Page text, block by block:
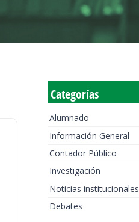
Categorías
Alumnado
Información General
Contador Público
Investigación
Noticias institucionales
Debates